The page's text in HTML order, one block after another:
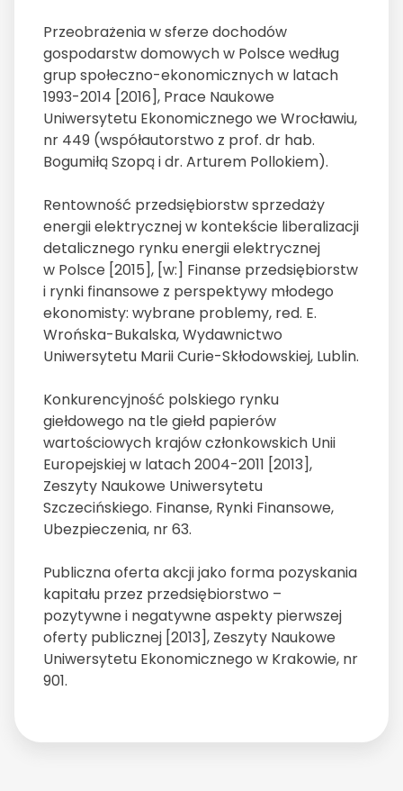
Przeobrażenia w sferze dochodów
gospodarstw domowych w Polsce według
grup społeczno-ekonomicznych w latach
1993-2014 [2016], Prace Naukowe
Uniwersytetu Ekonomicznego we Wrocławiu,
nr 449 (współautorstwo z prof. dr hab.
Bogumiłą Szopą i dr. Arturem Pollokiem).
Rentowność przedsiębiorstw sprzedaży
energii elektrycznej w kontekście liberalizacji
detalicznego rynku energii elektrycznej
w Polsce [2015], [w:] Finanse przedsiębiorstw
i rynki finansowe z perspektywy młodego
ekonomisty: wybrane problemy, red. E.
Wrońska-Bukalska, Wydawnictwo
Uniwersytetu Marii Curie-Skłodowskiej, Lublin.
Konkurencyjność polskiego rynku
giełdowego na tle giełd papierów
wartościowych krajów członkowskich Unii
Europejskiej w latach 2004-2011 [2013],
Zeszyty Naukowe Uniwersytetu
Szczecińskiego. Finanse, Rynki Finansowe,
Ubezpieczenia, nr 63.
Publiczna oferta akcji jako forma pozyskania
kapitału przez przedsiębiorstwo –
pozytywne i negatywne aspekty pierwszej
oferty publicznej [2013], Zeszyty Naukowe
Uniwersytetu Ekonomicznego w Krakowie, nr
901.